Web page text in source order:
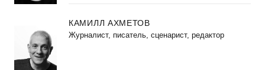
КАМИЛЛ АХМЕТОВ
Журналист, писатель, сценарист, редактор